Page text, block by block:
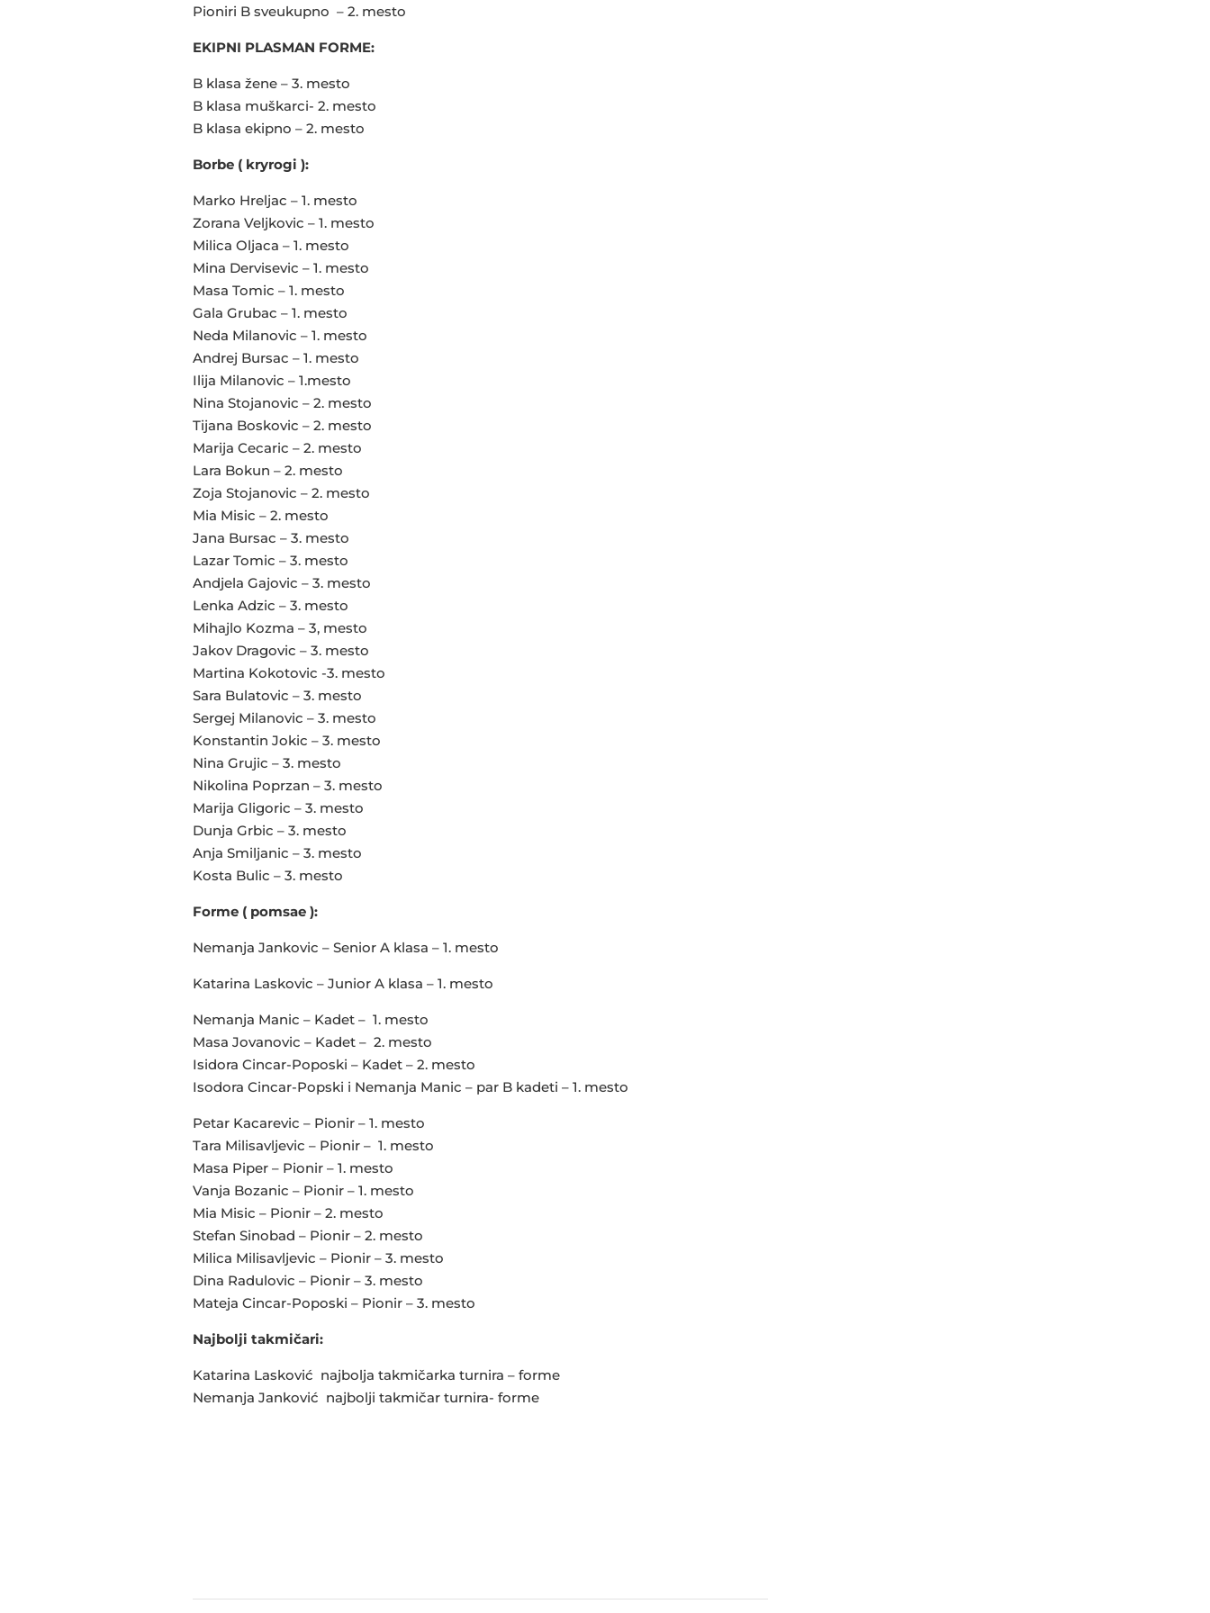
Pioniri B sveukupno – 2. mesto
EKIPNI PLASMAN FORME:
B klasa žene – 3. mesto
B klasa muškarci- 2. mesto
B klasa ekipno – 2. mesto
Borbe ( kryrogi ):
Marko Hreljac – 1. mesto
Zorana Veljkovic – 1. mesto
Milica Oljaca – 1. mesto
Mina Dervisevic – 1. mesto
Masa Tomic – 1. mesto
Gala Grubac – 1. mesto
Neda Milanovic – 1. mesto
Andrej Bursac – 1. mesto
Ilija Milanovic – 1.mesto
Nina Stojanovic – 2. mesto
Tijana Boskovic – 2. mesto
Marija Cecaric – 2. mesto
Lara Bokun – 2. mesto
Zoja Stojanovic – 2. mesto
Mia Misic – 2. mesto
Jana Bursac – 3. mesto
Lazar Tomic – 3. mesto
Andjela Gajovic – 3. mesto
Lenka Adzic – 3. mesto
Mihajlo Kozma – 3, mesto
Jakov Dragovic – 3. mesto
Martina Kokotovic -3. mesto
Sara Bulatovic – 3. mesto
Sergej Milanovic – 3. mesto
Konstantin Jokic – 3. mesto
Nina Grujic – 3. mesto
Nikolina Poprzan – 3. mesto
Marija Gligoric – 3. mesto
Dunja Grbic – 3. mesto
Anja Smiljanic – 3. mesto
Kosta Bulic – 3. mesto
Forme ( pomsae ):
Nemanja Jankovic – Senior A klasa – 1. mesto
Katarina Laskovic – Junior A klasa – 1. mesto
Nemanja Manic – Kadet – 1. mesto
Masa Jovanovic – Kadet – 2. mesto
Isidora Cincar-Poposki – Kadet – 2. mesto
Isodora Cincar-Popski i Nemanja Manic – par B kadeti – 1. mesto
Petar Kacarevic – Pionir – 1. mesto
Tara Milisavljevic – Pionir – 1. mesto
Masa Piper – Pionir – 1. mesto
Vanja Bozanic – Pionir – 1. mesto
Mia Misic – Pionir – 2. mesto
Stefan Sinobad – Pionir – 2. mesto
Milica Milisavljevic – Pionir – 3. mesto
Dina Radulovic – Pionir – 3. mesto
Mateja Cincar-Poposki – Pionir – 3. mesto
Najbolji takmičari:
Katarina Lasković najbolja takmičarka turnira – forme
Nemanja Janković najbolji takmičar turnira- forme